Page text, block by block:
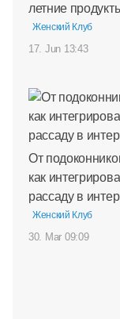
летние
Женский Клуб
17. Jun 13:43
От
как
рассаду в
Женский Клуб
30. Mar 09:09